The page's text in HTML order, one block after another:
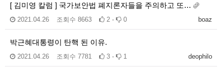
[ 김미영 칼럼 ] 국가보안법 폐지론자들을 주의하고 또…
boaz
2021.04.26 조회수 8663 2 - 0
박근혜대통령이 탄핵 된 이유.
deophilo
2021.04.26 조회수 7781 3 - 1